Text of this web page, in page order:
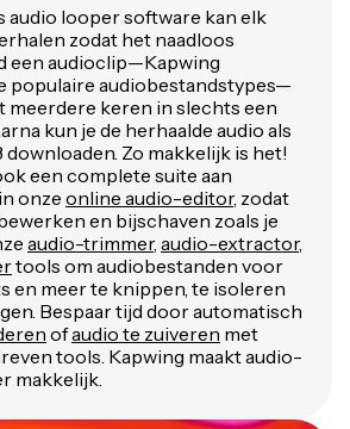
audio looper software kan elk
zodat het naadloos
een audioclip—Kapwing
populaire audiobestandstypes—
meerdere keren in slechts een
kun je de herhaalde audio als
downloaden. Zo makkelijk is het!
een complete suite aan
onze online audio-editor, zodat
en bijschaven zoals je
audio-trimmer, audio-extractor,
tools om audiobestanden voor
en meer te knippen, te isoleren
Bespaar tijd door automatisch
ofaudio te zuiveren met
tools. Kapwing maakt audio-
makkelijk.